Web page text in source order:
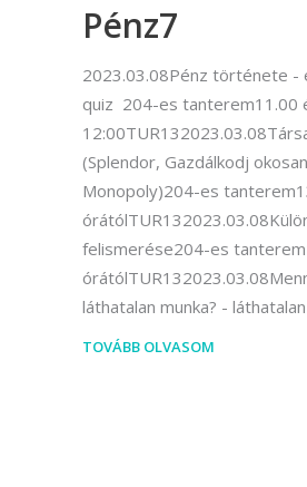
Pénz7
2023.03.08Pénz története -
quiz 204-es tanterem11.00
(Splendor, Gazdálkodj
Monopoly)204-es
felismerése204-es
láthatalan munka? -
TOVÁBB OLVASOM